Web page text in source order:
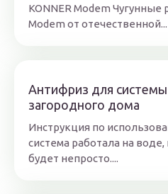
KONNER Modem
Modem от отечественной...
Антифриз для
загородного дома
Инструкция по
система работала на
будет непросто....